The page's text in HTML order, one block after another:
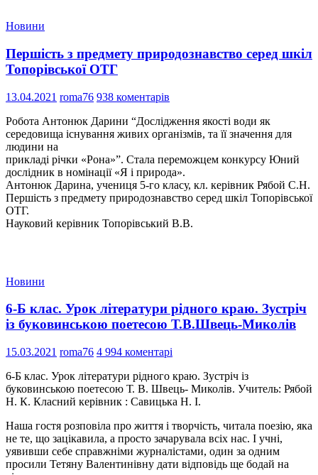
Новини
Першість з предмету природознавство серед шкіл
Топорівської ОТГ
13.04.2021 roma76 938 коментарів
Робота Антонюк Дарини “Дослідження якості води як
середовища існування живих організмів, та її значення для
людини на
прикладі річки «Рона»”. Стала переможцем конкурсу Юний
дослідник в номінації «Я і природа».
Антонюк Дарина, учениця 5-го класу, кл. керівник Рябой С.Н.
Першість з предмету природознавство серед шкіл Топорівської
ОТГ.
Науковий керівник Топорівський В.В.
Новини
6-Б клас. Урок літератури рідного краю. Зустріч
із буковинською поетесою Т.В.Швець-Миколів
15.03.2021 roma76 4 994 коментарі
6-Б клас. Урок літератури рідного краю. Зустріч із
буковинською поетесою Т. В. Швець- Миколів. Учитель: Рябой
Н. К. Класний керівник : Савицька Н. І.
Наша гостя розповіла про життя і творчість, читала поезію, яка
не те, що зацікавила, а просто зачарувала всіх нас. І учні,
уявивши себе справжніми журналістами, один за одним
просили Тетяну Валентинівну дати відповідь ще бодай на